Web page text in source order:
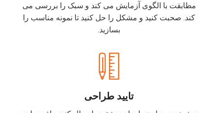
مطابقت با الگوی آزمایش می کند و سبک را بررسی می
کند. صحبت کنید و مشکل را حل کنید تا نمونه مناسب را
بسازید.
تایید طراحی